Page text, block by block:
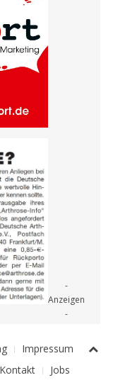
Impressum
Kontakt Jobs